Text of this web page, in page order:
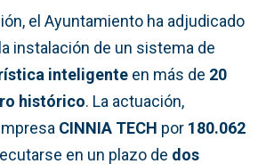
el Ayuntamiento ha adjudicado
instalación de un sistema de
inteligente en más de 20
histórico. La actuación,
CINNIA TECH por 180.062
en un plazo de dos